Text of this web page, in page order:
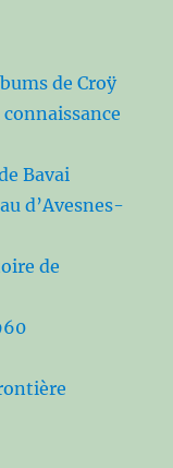
de Croÿ
Bavai
d’Avesnes-
de